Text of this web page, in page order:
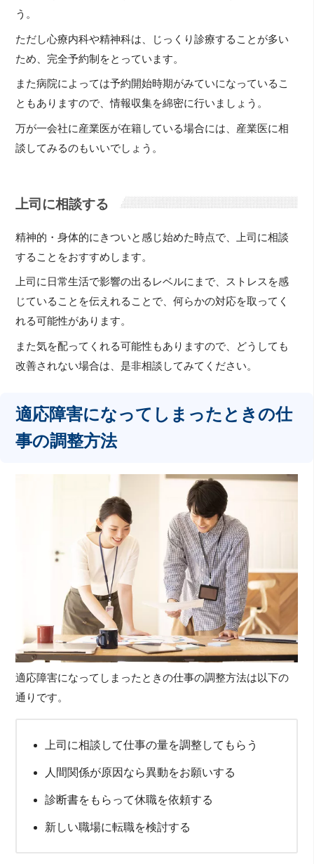
う。
ただし心療内科や精神科は、じっくり診療することが多い
ため、完全予約制をとっています。
また病院によっては予約開始時期がみていになっているこ
ともありますので、情報収集を綿密に行いましょう。
万が一会社に産業医が在籍している場合には、産業医に相
談してみるのもいいでしょう。
上司に相談する
精神的・身体的にきついと感じ始めた時点で、上司に相談
することをおすすめします。
上司に日常生活で影響の出るレベルにまで、ストレスを感
じていることを伝えれることで、何らかの対応を取ってく
れる可能性があります。
また気を配ってくれる可能性もありますので、どうしても
改善されない場合は、是非相談してみてください。
適応障害になってしまったときの仕
事の調整方法
適応障害になってしまったときの仕事の調整方法は以下の
通りです。
上司に相談して仕事の量を調整してもらう
人間関係が原因なら異動をお願いする
診断書をもらって休職を依頼する
新しい職場に転職を検討する